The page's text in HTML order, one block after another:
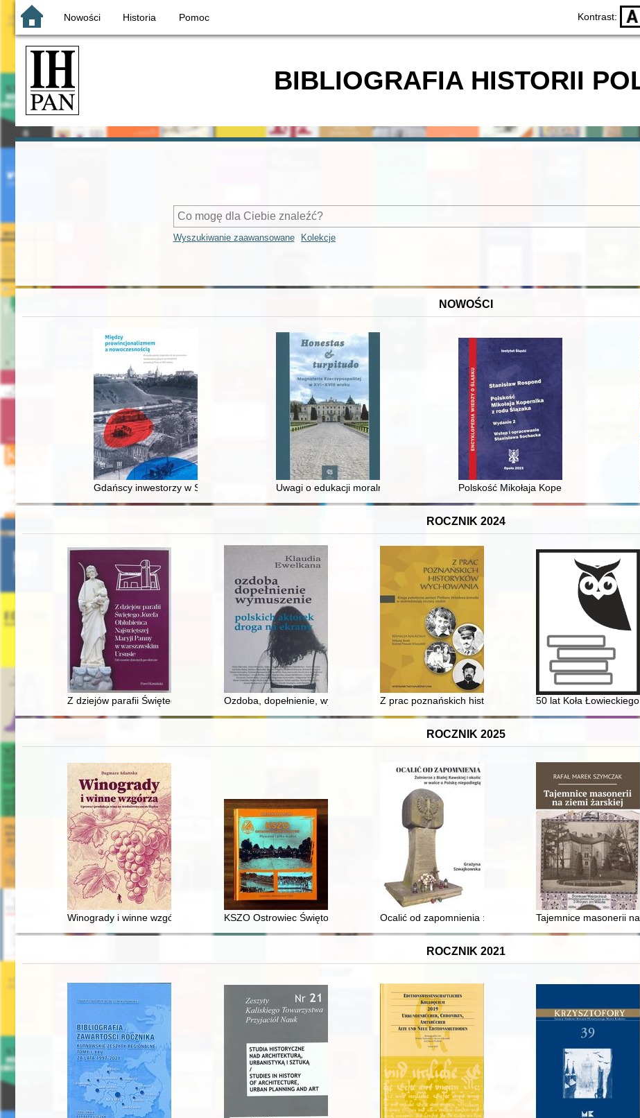
Nowości Historia Pomoc Kontrast: D
BIBLIOGRAFIA HISTORII
Wyszukiwanie zaawansowane Kolekcje
NOWOŚCI
Gdańscy inwestorzy w Sopocie : prestiż finansowy i towarzyski lokalnego mieszczaństwa w 2. poł. XIX w
Uwagi o edukacji moralnej synów szlacheckich w XVI-wiecznej Rzeczypospolitej
Polskość Mikołaja Kopernika z rodu
ROCZNIK 2024
Z dziejów parafii Świętego Józefa Oblubieńca Najświętszej Maryi Panny w warszawskim Ursusie : od czasów dawnych po obecne
Ozdoba, dopełnienie, wymuszenie : polskich aktorek droga na ekrany
Z prac poznańskich historyków wychowania : księga
50 lat Koła
ROCZNIK 2025
Winogrady i winne wzgórza : uprawa i produkcja wina na średniowiecznym Śląsku
KSZO Ostrowiec Świętokrzyski : pływanie i piłka wodna : 1930-1989
Ocalić od zapomnienia : żołnierze z Białej Rawskiej i
Tajemnice masonerii
ROCZNIK 2021